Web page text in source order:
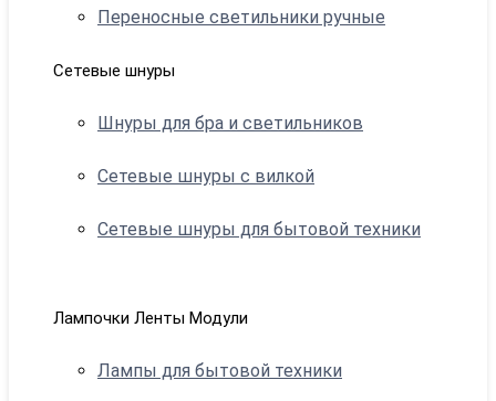
Переносные светильники ручные
Сетевые шнуры
Шнуры для бра и светильников
Сетевые шнуры с вилкой
Сетевые шнуры для бытовой техники
Лампочки Ленты Модули
Лампы для бытовой техники